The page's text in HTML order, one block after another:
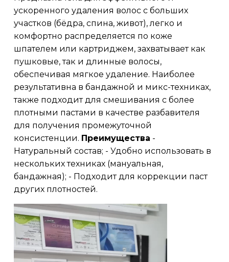
ускоренного удаления волос с больших
участков (бёдра, спина, живот), легко и
комфортно распределяется по коже
шпателем или картриджем, захватывает как
пушковые, так и длинные волосы,
обеспечивая мягкое удаление. Наиболее
результативна в бандажной и микс-техниках,
также подходит для смешивания с более
плотными пастами в качестве разбавителя
для получения промежуточной
консистенции. Преимущества -
Натуральный состав; - Удобно использовать в
нескольких техниках (мануальная,
бандажная); - Подходит для коррекции паст
других плотностей.